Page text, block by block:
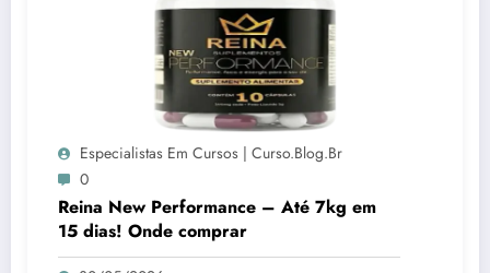
Especialistas Em Cursos | Curso.blog.br
0
Reina New Performance – Até 7kg em
15 dias! Onde comprar